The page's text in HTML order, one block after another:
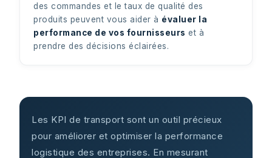
des commandes et le taux de qualité des
produits peuvent vous aider à évaluer la
performance de vos fournisseurs et à
prendre des décisions éclairées.
Les KPI de transport sont un outil précieux
pour améliorer et optimiser la performance
logistique des entreprises. En mesurant